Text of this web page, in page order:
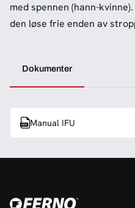
med spennen (hann-
den løse frie enden av
Dokumenter
Manual IFU